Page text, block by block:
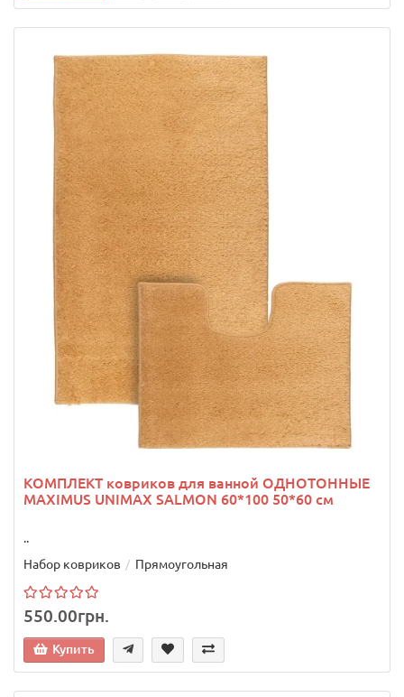
КОМПЛЕКТ ковриков для ванной ОДНОТОННЫЕ
MAXIMUS UNIMAX SALMON 60*100 50*60 см
..
Набор ковриков
Прямоугольная
550.00грн.
Купить